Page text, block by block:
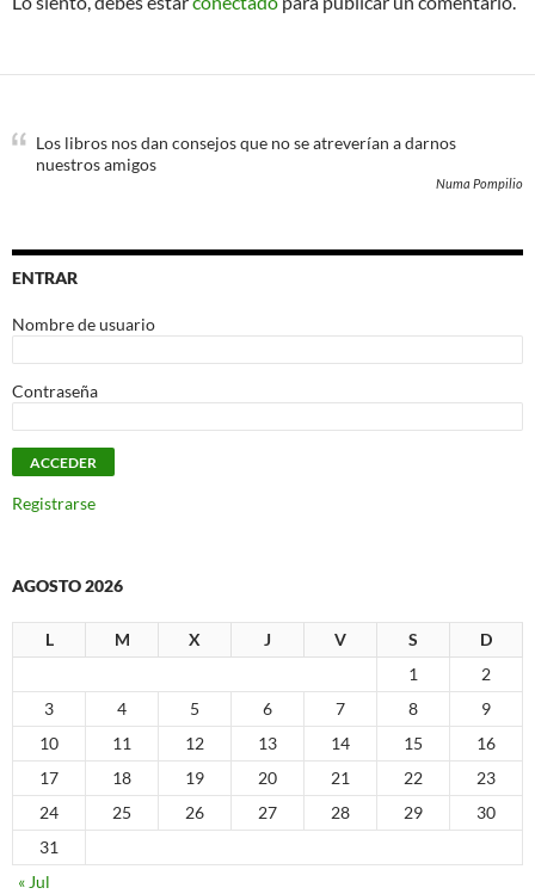
Los libros nos dan consejos que no se atreverían a darnos
nuestros amigos
Numa Pompilio
ENTRAR
Nombre de usuario
Contraseña
Registrarse
AGOSTO 2026
L M X J V S
D
1
2
3
4 5 6 7 8
9
10
11 12 13 14 15
16
17
18 19 20 21 22
23
24
25 26 27 28 29
30
31
« Jul